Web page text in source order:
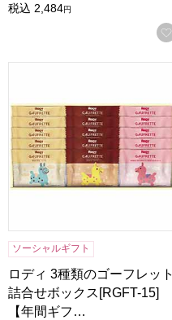
税込 2,484円
ソーシャルギフト
ロディ 3種類のゴーフレット
詰合せボックス[RGFT-15]
【年間ギフ…